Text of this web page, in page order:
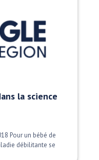
la science
Pour un bébé de
débilitante se